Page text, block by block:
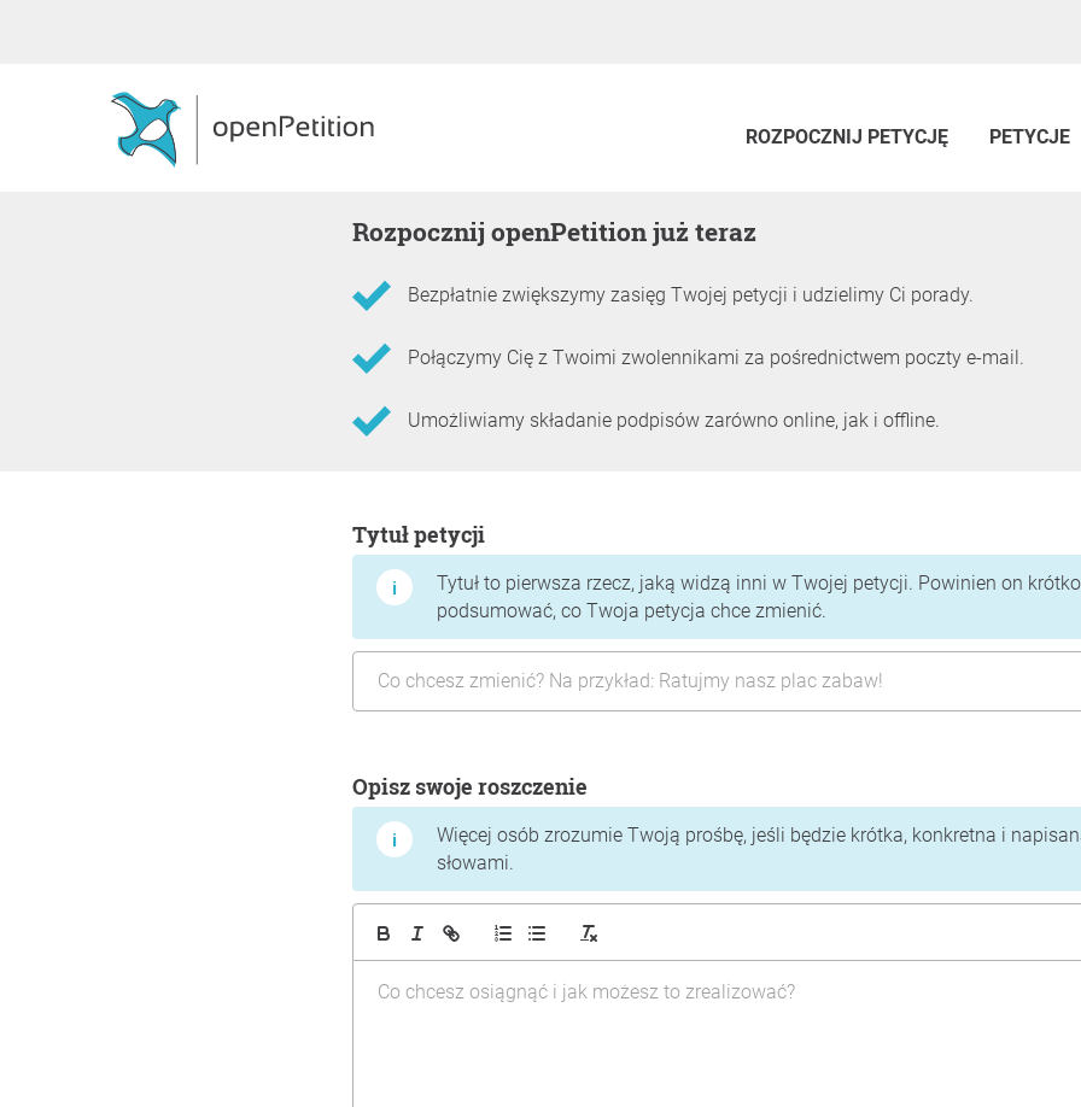
ROZPOCZNIJ PETYCJĘ PETYCJE
Rozpocznij openPetition już teraz
Bezpłatnie zwiększymy zasięg Twojej petycji i udzielimy Ci porady.
Połączymy Cię z Twoimi zwolennikami za pośrednictwem poczty e-mail.
Umożliwiamy składanie podpisów zarówno online, jak i offline.
Tytuł petycji
Tytuł to pierwsza rzecz, jaką widzą inni w Twojej petycji. Powinien on
podsumować, co Twoja petycja chce zmienić.
Opisz swoje roszczenie
Więcej osób zrozumie Twoją prośbę, jeśli będzie krótka, konkretna i
słowami.